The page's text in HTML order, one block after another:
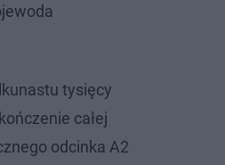
tysięcy
całej
odcinka A2